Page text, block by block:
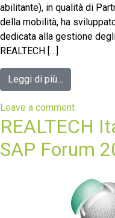
abilitante), in qualità di
della mobilità, ha
dedicata alla gestione
REALTECH […]
Leggi di più…
Leave a comment
REALTECH
SAP Forum